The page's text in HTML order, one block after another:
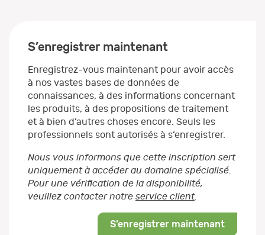
S’enregistrer maintenant
Enregistrez-vous maintenant pour avoir accès
à nos vastes bases de données de
connaissances, à des informations concernant
les produits, à des propositions de traitement
et à bien d’autres choses encore. Seuls les
professionnels sont autorisés à s’enregistrer.
Nous vous informons que cette inscription sert
uniquement à accéder au domaine spécialisé.
Pour une vérification de la disponibilité,
veuillez contacter notre service client.
S’enregistrer maintenant